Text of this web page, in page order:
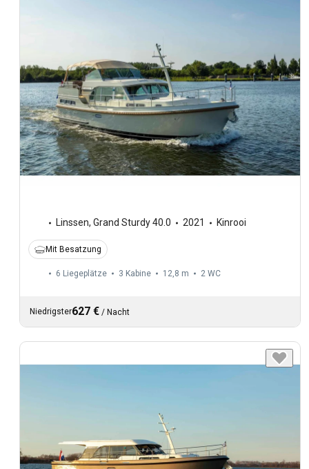
Linssen, Grand Sturdy 40.0 2021 Kinrooi
Mit Besatzung
6 Liegeplätze 3 Kabine 12,8 m 2 WC
Niedrigster627 € / Nacht